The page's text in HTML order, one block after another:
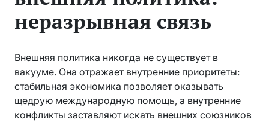
неразрывная связь
Внешняя политика никогда не существует в
вакууме. Она отражает внутренние приоритеты:
стабильная экономика позволяет оказывать
щедрую международную помощь, а внутренние
конфликты заставляют искать внешних союзников